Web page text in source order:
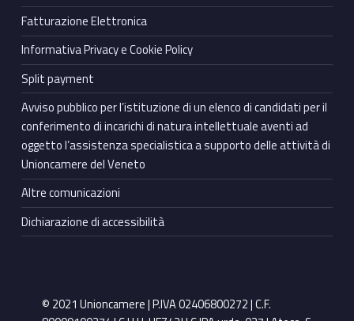
Fatturazione Elettronica
Informativa Privacy e Cookie Policy
Split payment
Avviso pubblico per l’istituzione di un elenco di candidati per il
conferimento di incarichi di natura intellettuale aventi ad
oggetto l’assistenza specialistica a supporto delle attività di
Unioncamere del Veneto
Altre comunicazioni
Dichiarazione di accessibilità
© 2021 Unioncamere | P.IVA 02406800272 | C.F.